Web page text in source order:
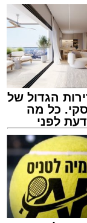
הגדול של
כל מה
לפני
הצעה לדירה